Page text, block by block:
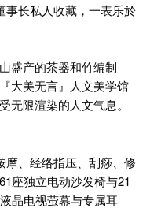
事长私人收藏，一表乐於
盛产的茶器和竹编制
大美无言』人文美学馆
无限渲染的人文气息。
摩、经络指压、刮痧、修
座独立电动沙发椅与21
晶电视萤幕与专属耳